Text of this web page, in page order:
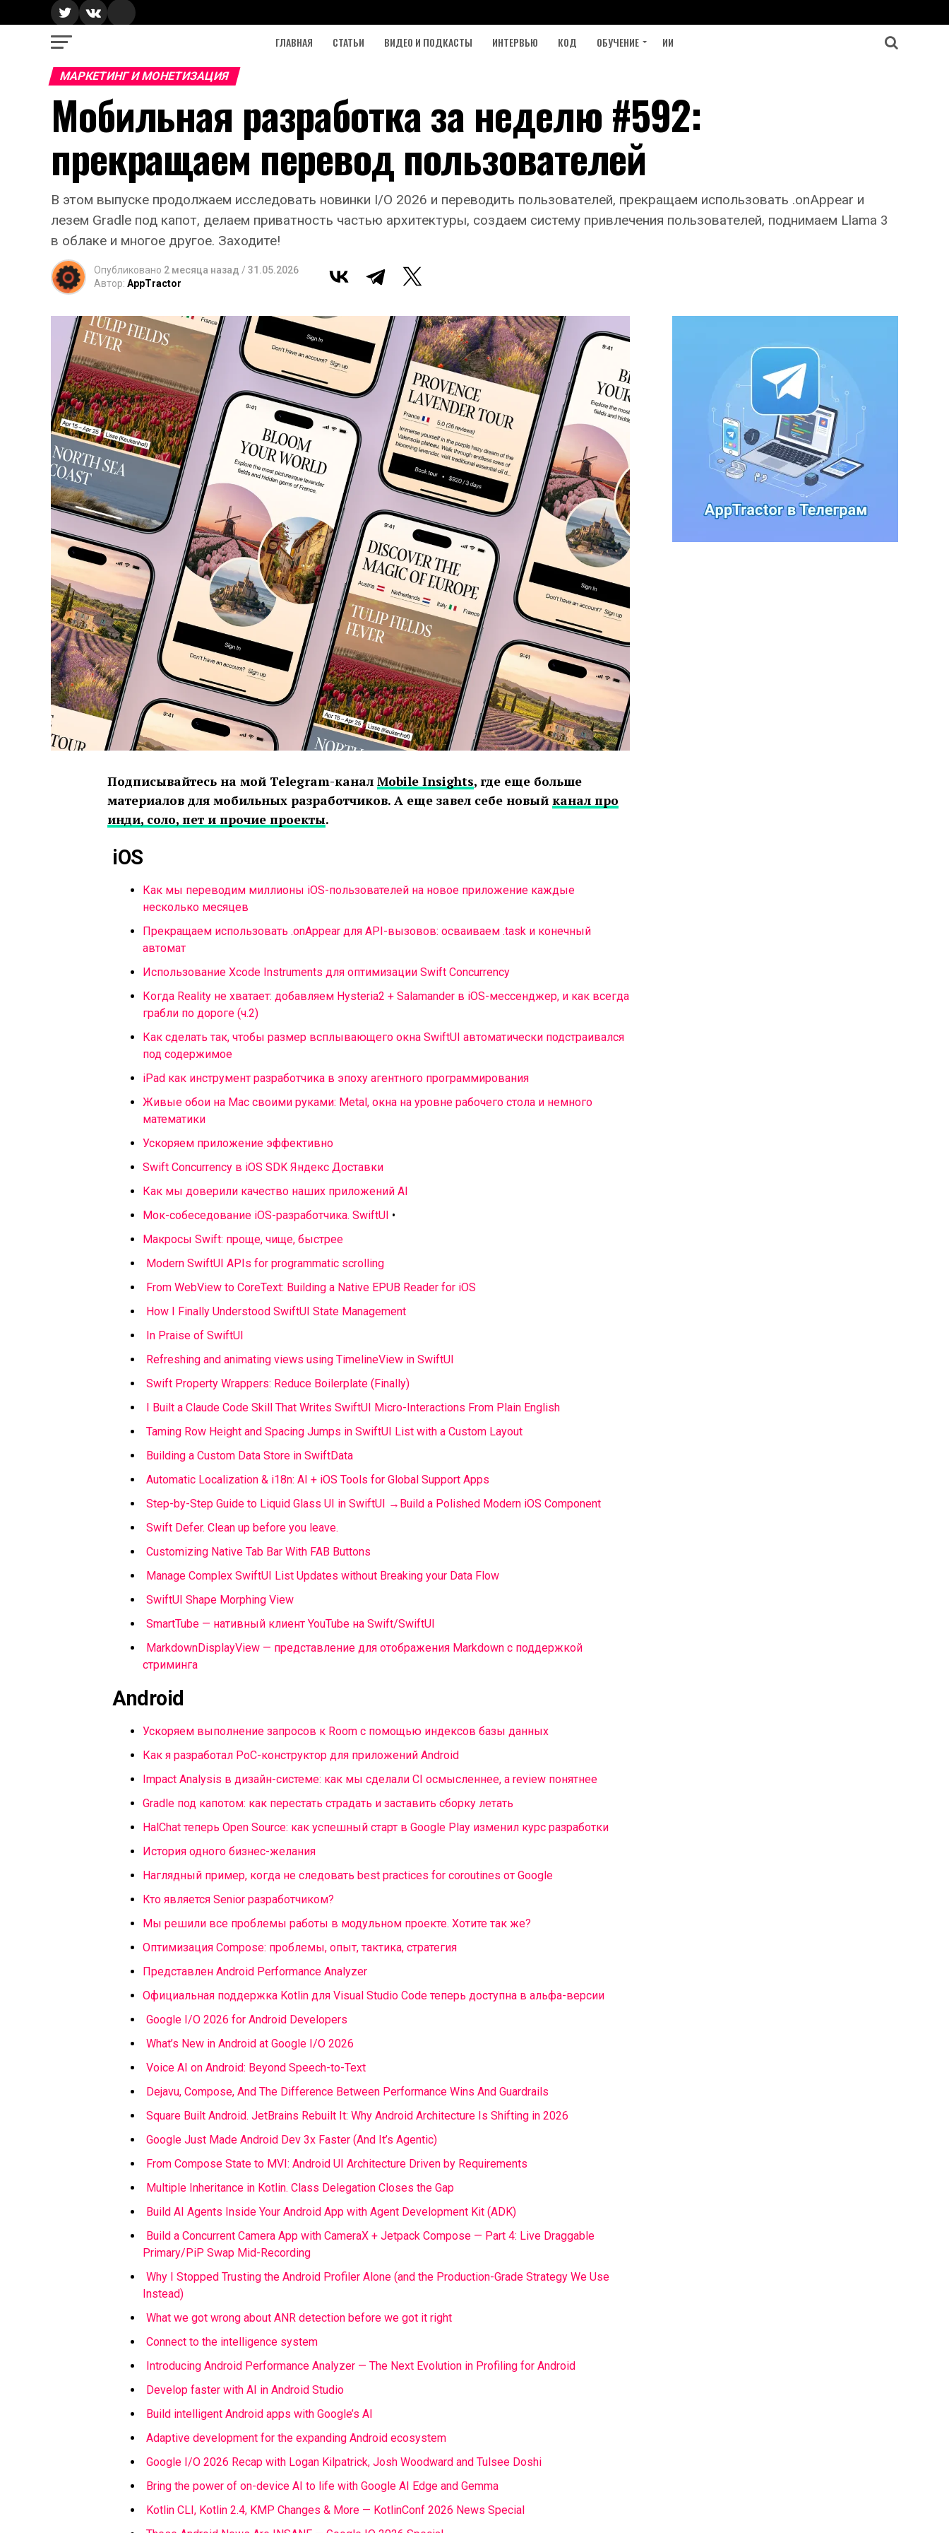
ГЛАВНАЯ СТАТЬИ ВИДЕО И ПОДКАСТЫ ИНТЕРВЬЮ КОД ОБУЧЕНИЕ ИИ
МАРКЕТИНГ И МОНЕТИЗАЦИЯ
Мобильная разработка за неделю #592:
прекращаем перевод пользователей
В этом выпуске продолжаем исследовать новинки I/O 2026 и переводить пользователей, прекращаем использовать .onAppear и
лезем Gradle под капот, делаем приватность частью архитектуры, создаем систему привлечения пользователей, поднимаем Llama 3
в облаке и многое другое. Заходите!
Опубликовано 2 месяца назад / 31.05.2026
Автор: AppTractor
Подписывайтесь на мой Telegram-канал Mobile Insights, где еще больше
материалов для мобильных разработчиков. А еще завел себе новый канал про
инди, соло, пет и прочие проекты.
iOS
Как мы переводим миллионы iOS-пользователей на новое приложение каждые
несколько месяцев
Прекращаем использовать .onAppear для API-вызовов: осваиваем .task и конечный
автомат
Использование Xcode Instruments для оптимизации Swift Concurrency
Когда Reality не хватает: добавляем Hysteria2 + Salamander в iOS-мессенджер, и как всегда
грабли по дороге (ч.2)
Как сделать так, чтобы размер всплывающего окна SwiftUI автоматически подстраивался
под содержимое
iPad как инструмент разработчика в эпоху агентного программирования
Живые обои на Mac своими руками: Metal, окна на уровне рабочего стола и немного
математики
Ускоряем приложение эффективно
Swift Concurrency в iOS SDK Яндекс Доставки
Как мы доверили качество наших приложений AI
Мок-собеседование iOS-разработчика. SwiftUI •
Макросы Swift: проще, чище, быстрее
Modern SwiftUI APIs for programmatic scrolling
From WebView to CoreText: Building a Native EPUB Reader for iOS
How I Finally Understood SwiftUI State Management
In Praise of SwiftUI
Refreshing and animating views using TimelineView in SwiftUI
Swift Property Wrappers: Reduce Boilerplate (Finally)
I Built a Claude Code Skill That Writes SwiftUI Micro-Interactions From Plain English
Taming Row Height and Spacing Jumps in SwiftUI List with a Custom Layout
Building a Custom Data Store in SwiftData
Automatic Localization & i18n: AI + iOS Tools for Global Support Apps
Step-by-Step Guide to Liquid Glass UI in SwiftUI →Build a Polished Modern iOS Component
Swift Defer. Clean up before you leave.
Customizing Native Tab Bar With FAB Buttons
Manage Complex SwiftUI List Updates without Breaking your Data Flow
SwiftUI Shape Morphing View
SmartTube — нативный клиент YouTube на Swift/SwiftUI
MarkdownDisplayView — представление для отображения Markdown с поддержкой
стриминга
Android
Ускоряем выполнение запросов к Room с помощью индексов базы данных
Как я разработал PoC-конструктор для приложений Android
Impact Analysis в дизайн-системе: как мы сделали CI осмысленнее, а review понятнее
Gradle под капотом: как перестать страдать и заставить сборку летать
HalChat теперь Open Source: как успешный старт в Google Play изменил курс разработки
История одного бизнес-желания
Наглядный пример, когда не следовать best practices for coroutines от Google
Кто является Senior разработчиком?
Мы решили все проблемы работы в модульном проекте. Хотите так же?
Оптимизация Compose: проблемы, опыт, тактика, стратегия
Представлен Android Performance Analyzer
Официальная поддержка Kotlin для Visual Studio Code теперь доступна в альфа-версии
Google I/O 2026 for Android Developers
What’s New in Android at Google I/O 2026
Voice AI on Android: Beyond Speech-to-Text
Dejavu, Compose, And The Difference Between Performance Wins And Guardrails
Square Built Android. JetBrains Rebuilt It: Why Android Architecture Is Shifting in 2026
Google Just Made Android Dev 3x Faster (And It’s Agentic)
From Compose State to MVI: Android UI Architecture Driven by Requirements
Multiple Inheritance in Kotlin. Class Delegation Closes the Gap
Build AI Agents Inside Your Android App with Agent Development Kit (ADK)
Build a Concurrent Camera App with CameraX + Jetpack Compose — Part 4: Live Draggable
Primary/PiP Swap Mid-Recording
Why I Stopped Trusting the Android Profiler Alone (and the Production-Grade Strategy We Use
Instead)
What we got wrong about ANR detection before we got it right
Connect to the intelligence system
Introducing Android Performance Analyzer — The Next Evolution in Profiling for Android
Develop faster with AI in Android Studio
Build intelligent Android apps with Google’s AI
Adaptive development for the expanding Android ecosystem
Google I/O 2026 Recap with Logan Kilpatrick, Josh Woodward and Tulsee Doshi
Bring the power of on-device AI to life with Google AI Edge and Gemma
Kotlin CLI, Kotlin 2.4, KMP Changes & More — KotlinConf 2026 News Special